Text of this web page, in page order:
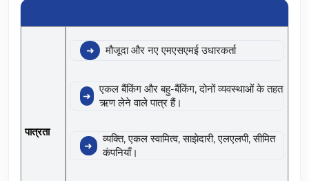
पात्रता
मौजूदा और नए एमएसएमई उधारकर्ता
एकल बैंकिंग और बहु-बैंकिंग, दोनों व्यवस्थाओं के तहत
ऋण लेने वाले पात्र हैं।
व्यक्ति, एकल स्वामित्व, साझेदारी, एलएलपी, सीमित
कंपनियाँ।